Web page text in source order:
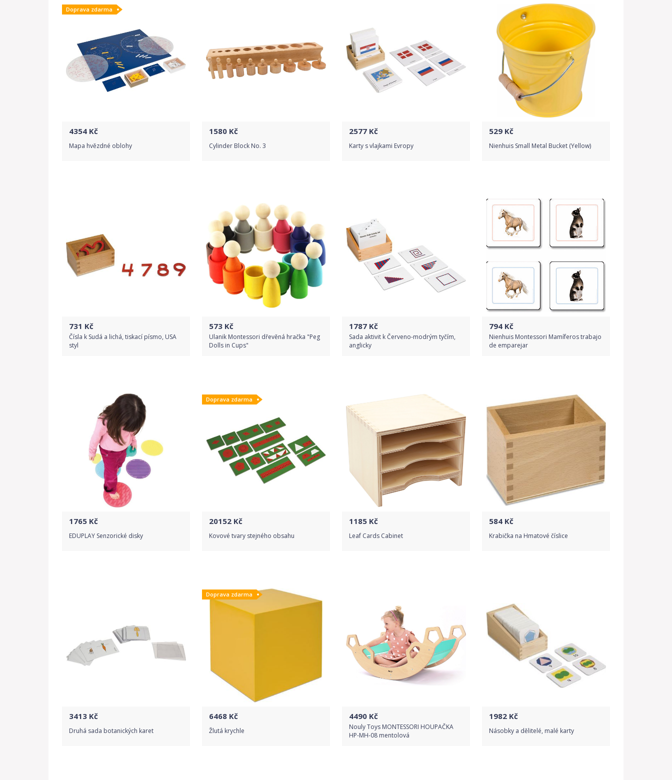
Detail produktu Detail produktu
Doprava zdarma
4354 Kč
Mapa hvězdné oblohy
1580 Kč
Cylinder Block No. 3
Detail produktu
2577 Kč
Karty s vlajkami Evropy
529 Kč
Nienhuis Small Metal Bucket (Yellow)
Detail produktu
731 Kč
Čísla k Sudá a lichá, tiskací písmo, USA
styl
Detail produktu
573 Kč
Ulanik Montessori dřevěná hračka "Peg
Dolls in Cups"
Detail produktu
1787 Kč
Sada aktivit k Červeno-modrým tyčím,
anglicky
Detail produktu
794 Kč
Nienhuis Montessori Mamíferos trabajo
de emparejar
Detail produktu
1765 Kč
EDUPLAY Senzorické disky
Doprava zdarma
20152 Kč
Kovové tvary stejného obsahu
Detail produktu
1185 Kč
Leaf Cards Cabinet
584 Kč
Krabička na Hmatové číslice
3413 Kč
Druhá sada botanických karet
Doprava zdarma
6468 Kč
Žlutá krychle
4490 Kč
Nouly Toys MONTESSORI HOUPAČKA
HP-MH-08 mentolová
1982 Kč
Násobky a dělitelé, malé karty